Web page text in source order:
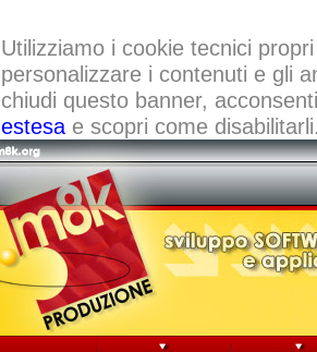
Utilizziamo i cookie tecnici
personalizzare i contenuti e gli
chiudi questo banner,
estesae scopri come